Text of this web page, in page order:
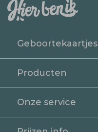
Geboortekaartjes
Producten
Onze service